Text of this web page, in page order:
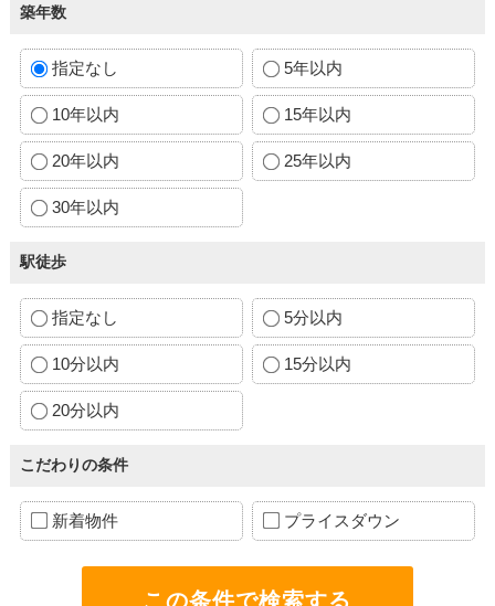
築年数
指定なし 5年以内
10年以内 15年以内
20年以内 25年以内
30年以内
駅徒歩
指定なし 5分以内
10分以内 15分以内
20分以内
こだわりの条件
新着物件 プライスダウン